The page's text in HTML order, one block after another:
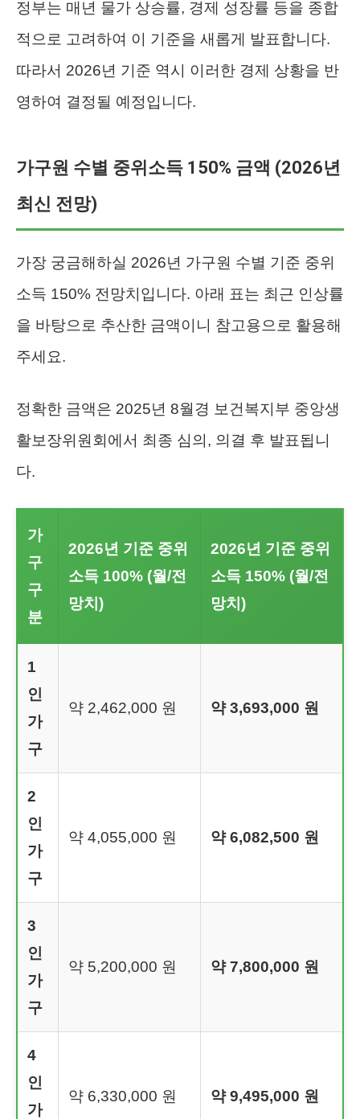
정부는 매년 물가 상승률, 경제 성장률 등을 종합
적으로 고려하여 이 기준을 새롭게 발표합니다.
따라서 2026년 기준 역시 이러한 경제 상황을 반
영하여 결정될 예정입니다.
가구원 수별 중위소득 150% 금액 (2026년
최신 전망)
가장 궁금해하실 2026년 가구원 수별 기준 중위
소득 150% 전망치입니다. 아래 표는 최근 인상률
을 바탕으로 추산한 금액이니 참고용으로 활용해
주세요.
정확한 금액은 2025년 8월경 보건복지부 중앙생
활보장위원회에서 최종 심의, 의결 후 발표됩니
다.
가
구
구
분
2026년 기준 중위
소득 100% (월/전
망치)
2026년 기준 중위
소득 150% (월/전
망치)
1
인
가
구
약 2,462,000 원 약 3,693,000 원
2
인
가
구
약 4,055,000 원 약 6,082,500 원
3
인
가
구
약 5,200,000 원 약 7,800,000 원
4
인
가
약 6,330,000 원 약 9,495,000 원